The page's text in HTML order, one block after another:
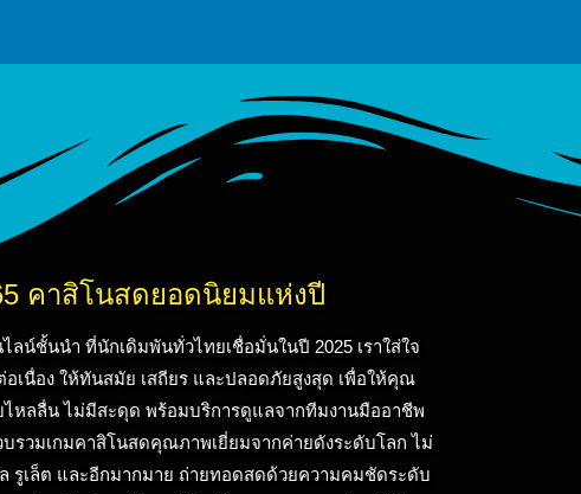
คาสิโนสดยอดนิยมแห่งปี
น์ชั้นนำ ที่นักเดิมพันทั่วไทยเชื่อมั่นในปี 2025 เราใส่ใจ
เนื่อง ให้ทันสมัย เสถียร และปลอดภัยสูงสุด เพื่อให้คุณ
หลลื่น ไม่มีสะดุด พร้อมบริการดูแลจากทีมงานมืออาชีพ
บรวมเกมคาสิโนสดคุณภาพเยี่ยมจากค่ายดังระดับโลก ไม่
ล รูเล็ต และอีกมากมาย ถ่ายทอดสดด้วยความคมชัดระดับ